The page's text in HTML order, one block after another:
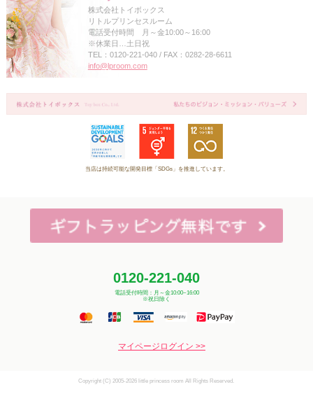
株式会社トイボックス
リトルプリンセスルーム
電話受付時間 月～金10:00～16:00
※休業日…土日祝
TEL：0120-221-040 / FAX：0282-28-6611
info@lproom.com
当店は持続可能な開発目標「SDGs」を推進しています。
0120-221-040
電話受付時間：月～金10:00~16:00
※祝日除く
マイページログイン >>
Copyright (C) 2005-2026 little princess room All Rights Reserved.